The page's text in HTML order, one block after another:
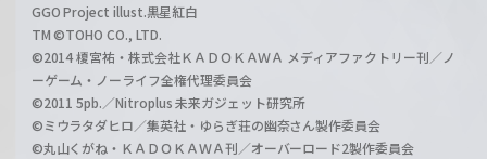
GGO Project illust.黒星紅白
TM ©TOHO CO., LTD.
©2014 榎宮祐・株式会社ＫＡＤＯＫＡＷＡ メディアファクトリー刊／ノ
ーゲーム・ノーライフ全権代理委員会
©2011 5pb.／Nitroplus 未来ガジェット研究所
©ミウラタダヒロ／集英社・ゆらぎ荘の幽奈さん製作委員会
©丸山くがね・ＫＡＤＯＫＡＷＡ刊／オーバーロード2製作委員会